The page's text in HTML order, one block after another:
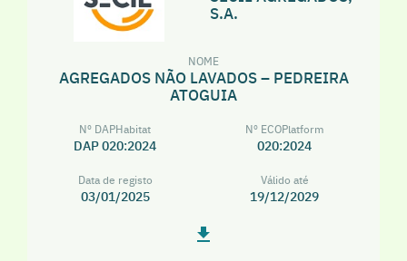
S.A.
NOME
AGREGADOS NÃO LAVADOS – PEDREIRA
ATOGUIA
Nº DAPHabitat
DAP 020:2024
Nº ECOPlatform
020:2024
Data de registo
03/01/2025
Válido até
19/12/2029